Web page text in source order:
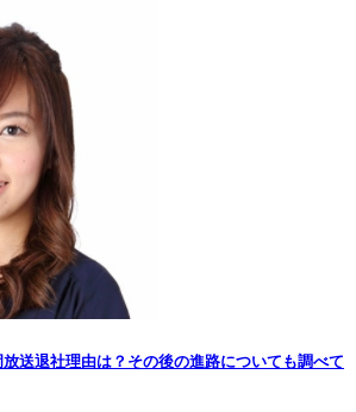
送退社理由は？その後の進路についても調べて